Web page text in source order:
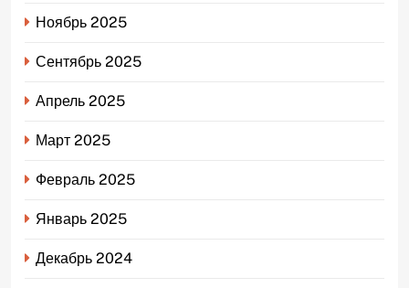
Ноябрь 2025
Сентябрь 2025
Апрель 2025
Март 2025
Февраль 2025
Январь 2025
Декабрь 2024